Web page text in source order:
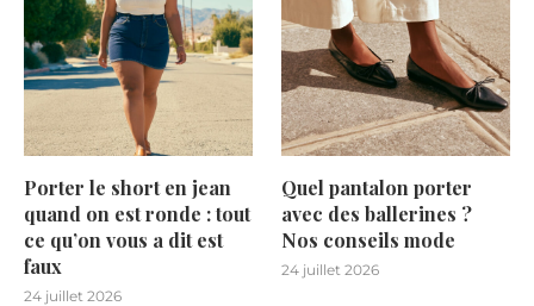
Porter le short en jean
quand on est ronde : tout
ce qu’on vous a dit est
faux
24 juillet 2026
Quel pantalon porter
avec des ballerines ?
Nos conseils mode
24 juillet 2026